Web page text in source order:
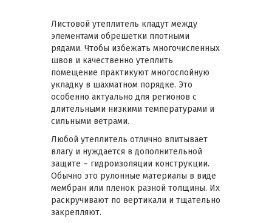
Листовой утеплитель кладут между
элементами обрешетки плотными
рядами. Чтобы избежать многочисленных
швов и качественно утеплить
помещение практикуют многослойную
укладку в шахматном порядке. Это
особенно актуально для регионов с
длительными низкими температурами и
сильными ветрами.
Любой утеплитель отлично впитывает
влагу и нуждается в дополнительной
защите – гидроизоляции конструкции.
Обычно это рулонные материалы в виде
мембран или пленок разной толщины. Их
раскручивают по вертикали и тщательно
закрепляют.